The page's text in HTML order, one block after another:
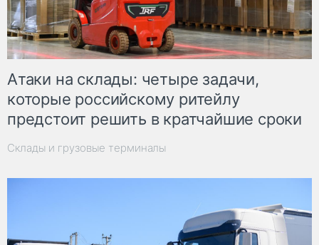
Атаки на склады: четыре задачи,
которые российскому ритейлу
предстоит решить в кратчайшие сроки
Склады и грузовые терминалы